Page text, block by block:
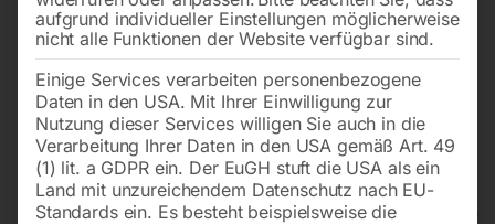
aufgrund individueller Einstellungen möglicherweise
nicht alle Funktionen der Website verfügbar sind.
Einige Services verarbeiten personenbezogene
Daten in den USA. Mit Ihrer Einwilligung zur
Nutzung dieser Services willigen Sie auch in die
Verarbeitung Ihrer Daten in den USA gemäß Art. 49
(1) lit. a GDPR ein. Der EuGH stuft die USA als ein
Land mit unzureichendem Datenschutz nach EU-
Standards ein. Es besteht beispielsweise die